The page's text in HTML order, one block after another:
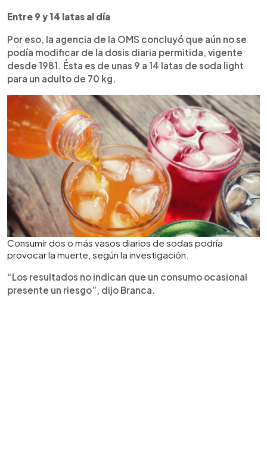
Entre 9 y 14 latas al día
Por eso, la agencia de la OMS concluyó que aún no se
podía modificar de la dosis diaria permitida, vigente
desde 1981. Ésta es de unas 9 a 14 latas de soda light
para un adulto de 70 kg.
Consumir dos o más vasos diarios de sodas podría
provocar la muerte, según la investigación.
“Los resultados no indican que un consumo ocasional
presente un riesgo”, dijo Branca.